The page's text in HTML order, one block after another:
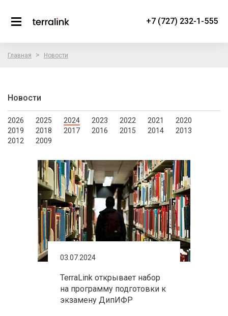
+7 (727) 232-1-555
Главная > Новости
Новости
2026 2025 2024 2023 2022 2021
2020
2019
2018 2017 2016 2015 2014
2013
2012
2009
03.07.2024
TerraLink открывает набор
на программу подготовки к
экзамену ДипИФР